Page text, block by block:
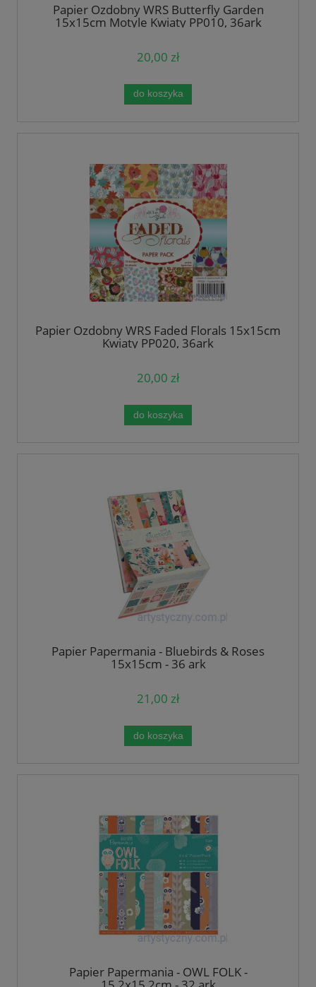
Papier Ozdobny WRS Butterfly Garden
15x15cm Motyle Kwiaty PP010, 36ark
20,00 zł
do koszyka
Papier Ozdobny WRS Faded Florals 15x15cm
Kwiaty PP020, 36ark
20,00 zł
do koszyka
Papier Papermania - Bluebirds & Roses
15x15cm - 36 ark
21,00 zł
do koszyka
Papier Papermania - OWL FOLK -